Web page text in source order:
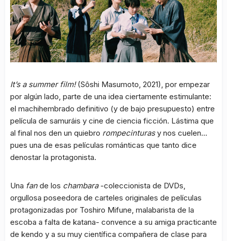
It’s a summer film!(Sôshi Masumoto, 2021), por empezar
por algún lado, parte de una idea ciertamente estimulante:
el machihembrado definitivo (y de bajo presupuesto) entre
película de samuráis y cine de ciencia ficción. Lástima que
al final nos den un quiebro rompecinturasy nos cuelen…
pues una de esas películas románticas que tanto dice
denostar la protagonista.
Una fande los chambara-coleccionista de DVDs,
orgullosa poseedora de carteles originales de películas
protagonizadas por Toshiro Mifune, malabarista de la
escoba a falta de katana- convence a su amiga practicante
de kendo y a su muy científica compañera de clase para